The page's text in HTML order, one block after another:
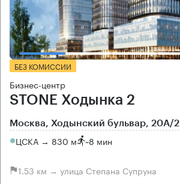
БЕЗ КОМИССИИ
Бизнес-центр
STONE Ходынка 2
Москва, Ходынский бульвар, 20А/2
ЦСКА → 830 м ~8 мин
1.53 км → улица Степана Супруна